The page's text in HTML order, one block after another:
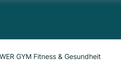
GYM Fitness & Gesundheit